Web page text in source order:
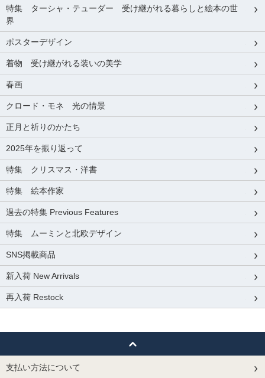
特集 ターシャ・テューダー 受け継がれる暮らしと絵本の世
界
ポスターデザイン
着物 受け継がれる装いの美学
春画
クロード・モネ 光の情景
正月と祈りのかたち
2025年を振り返って
特集 クリスマス・洋書
特集 絵本作家
過去の特集 Previous Features
特集 ムーミンと北欧デザイン
SNS掲載商品
新入荷 New Arrivals
再入荷 Restock
支払い方法について